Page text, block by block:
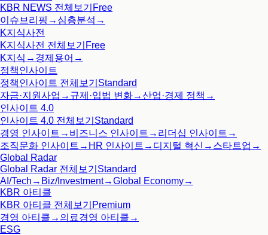
KBR NEWS 전체보기 Free
이슈브리핑 → 심층분석 →
K지식사전
K지식사전 전체보기 Free
K지식 → 경제용어 →
정책인사이트
정책인사이트 전체보기 Standard
자금·지원사업 → 규제·입법 변화→산업·경제 정책 →
인사이트 4.0
인사이트 4.0 전체보기 Standard
경영 인사이트 → 비즈니스 인사이트 → 리더십 인사이트 →
조직문화 인사이트 → HR 인사이트 → 디지털 혁신 → 스타트업 →
Global Radar
Global Radar 전체보기 Standard
AI/Tech → Biz/Investment→Global Economy→
KBR 아티클
KBR 아티클 전체보기 Premium
경영 아티클 → 의료경영 아티클 →
ESG